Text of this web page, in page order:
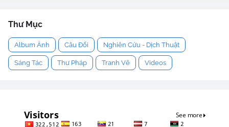
Thư Mục
Album Ảnh Câu Đối Nghiên Cứu - Dịch Thuật
Sáng Tác Thư Pháp Tranh Vẽ Videos